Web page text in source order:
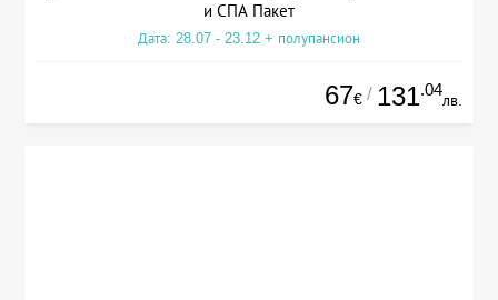
и СПА Пакет
Дата: 28.07 - 23.12 + полупансион
67€ / 131.04
лв.